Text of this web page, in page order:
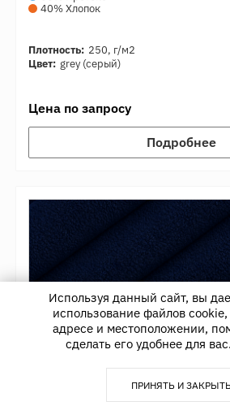
40% Хлопок
Плотность: 250, г/м2
Цвет: grеy (серый)
Цена по запросу
Подробнее
Используя данный сайт, вы
использование файлов
адресе и местоположении,
сделать его удобнее для вас.
ПРИНЯТЬ И ЗАКРЫТЬ